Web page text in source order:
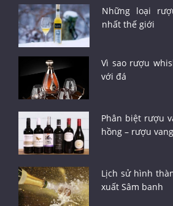
Những loại
nhất thế giới
Vì sao rượu
với đá
Phân biệt rượu
hồng – rượu
Lịch sử hình
xuất Sâm banh